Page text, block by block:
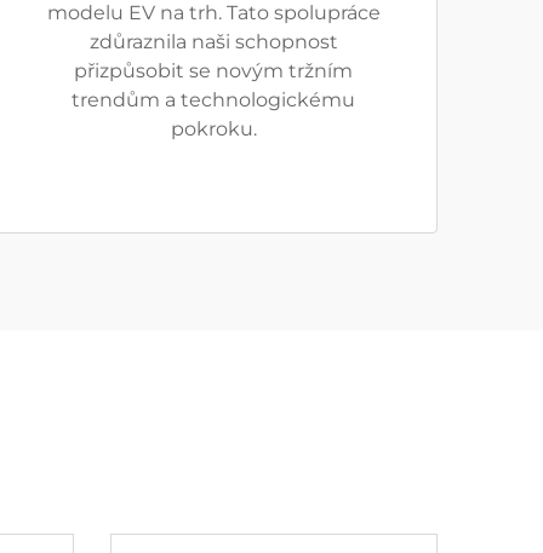
modelu EV na trh. Tato spolupráce
zdůraznila naši schopnost
přizpůsobit se novým tržním
trendům a technologickému
pokroku.